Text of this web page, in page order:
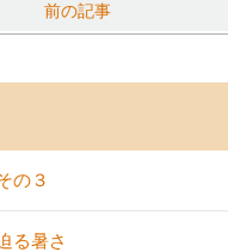
前の記事
の３
る暑さ